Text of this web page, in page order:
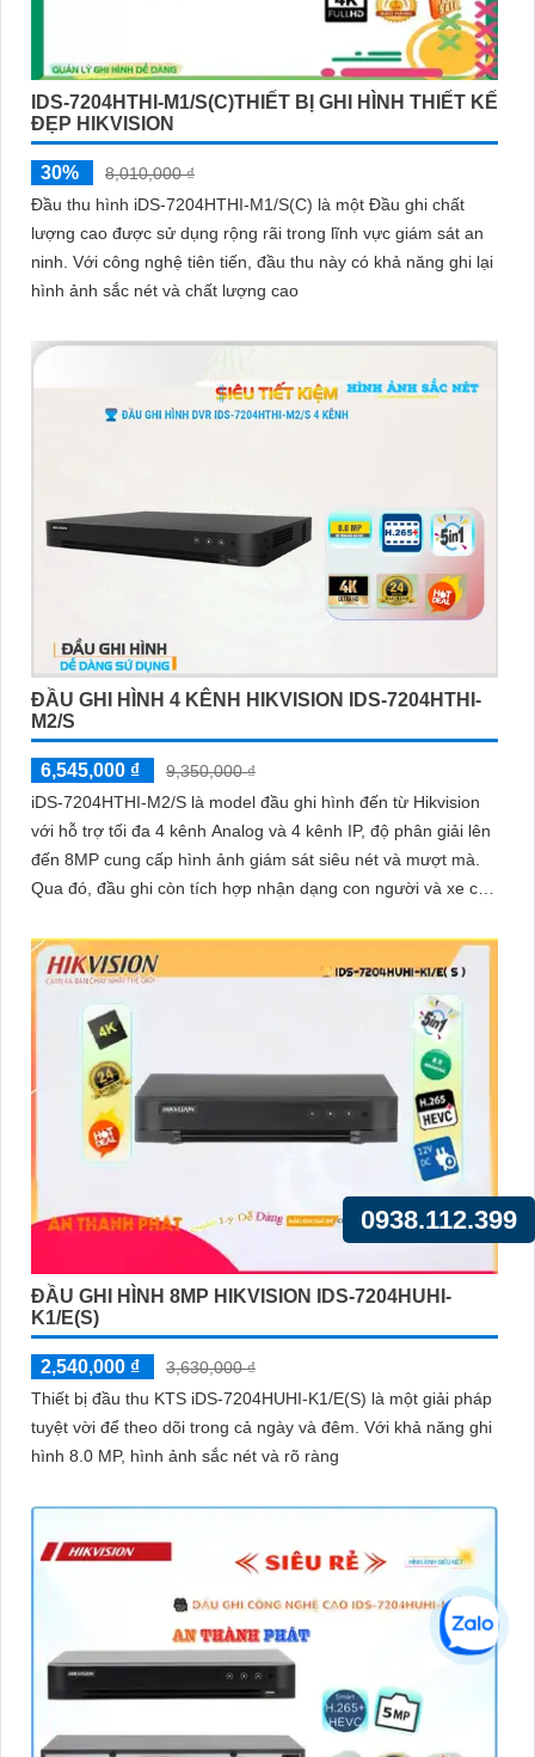
IDS-7204HTHI-M1/S(C)THIẾT BỊ GHI HÌNH THIẾT KẾ
ĐẸP HIKVISION
30%
8,010,000 ₫
Đầu thu hình iDS-7204HTHI-M1/S(C) là một Đầu ghi chất
lượng cao được sử dụng rộng rãi trong lĩnh vực giám sát an
ninh. Với công nghệ tiên tiến, đầu thu này có khả năng ghi lại
hình ảnh sắc nét và chất lượng cao
ĐẦU GHI HÌNH 4 KÊNH HIKVISION IDS-7204HTHI-
M2/S
6,545,000 ₫
9,350,000 ₫
iDS-7204HTHI-M2/S là model đầu ghi hình đến từ Hikvision
với hỗ trợ tối đa 4 kênh Analog và 4 kênh IP, độ phân giải lên
đến 8MP cung cấp hình ảnh giám sát siêu nét và mượt mà.
Qua đó, đầu ghi còn tích hợp nhận dạng con người và xe cộ,
10TB
ĐẦU GHI HÌNH 8MP HIKVISION IDS-7204HUHI-
K1/E(S)
2,540,000 ₫
3,630,000 ₫
Thiết bị đầu thu KTS iDS-7204HUHI-K1/E(S) là một giải pháp
tuyệt vời để theo dõi trong cả ngày và đêm. Với khả năng ghi
hình 8.0 MP, hình ảnh sắc nét và rõ ràng
0938.112.399